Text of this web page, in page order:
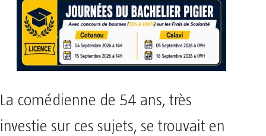
La comédienne de 54 ans, très
investie sur ces sujets, se trouvait en